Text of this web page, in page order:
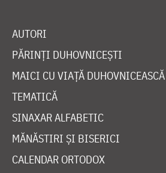
AUTORI
PĂRINȚI DUHOVNICEȘTI
MAICI CU VIAȚĂ DUHOVNICEASCĂ
TEMATICĂ
SINAXAR ALFABETIC
MĂNĂSTIRI ȘI BISERICI
CALENDAR ORTODOX